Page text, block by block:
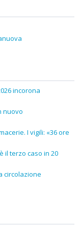
incorona
nuovo
I vigili: «36 ore
il terzo caso in 20
circolazione